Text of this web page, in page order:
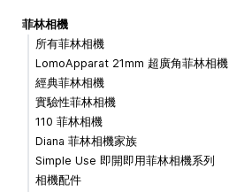
菲林相機
所有菲林相機
LomoApparat 21mm 超廣角菲林相機
經典菲林相機
實驗性菲林相機
110 菲林相機
Diana 菲林相機家族
Simple Use 即開即用菲林相機系列
相機配件